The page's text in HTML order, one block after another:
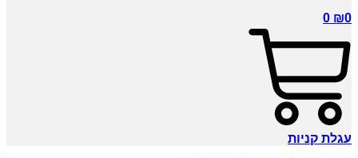
₪0
0
עגלת קניות